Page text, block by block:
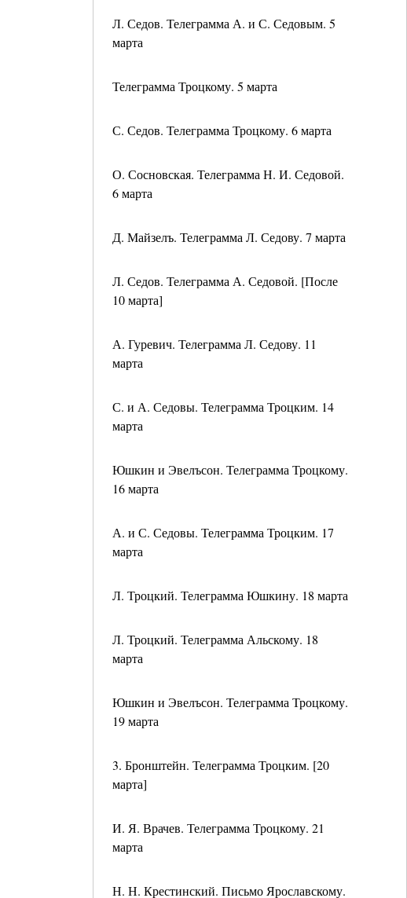
Л. Седов. Телеграмма А. и С. Седовым. 5
марта
Телеграмма Троцкому. 5 марта
С. Седов. Телеграмма Троцкому. 6 марта
О. Сосновская. Телеграмма Н. И. Седовой.
6 марта
Д. Майзелъ. Телеграмма Л. Седову. 7 марта
Л. Седов. Телеграмма А. Седовой. [После
10 марта]
А. Гуревич. Телеграмма Л. Седову. 11
марта
С. и А. Седовы. Телеграмма Троцким. 14
марта
Юшкин и Эвелъсон. Телеграмма Троцкому.
16 марта
А. и С. Седовы. Телеграмма Троцким. 17
марта
Л. Троцкий. Телеграмма Юшкину. 18 марта
Л. Троцкий. Телеграмма Альскому. 18
марта
Юшкин и Эвелъсон. Телеграмма Троцкому.
19 марта
3. Бронштейн. Телеграмма Троцким. [20
марта]
И. Я. Врачев. Телеграмма Троцкому. 21
марта
Н. Н. Крестинский. Письмо Ярославскому.